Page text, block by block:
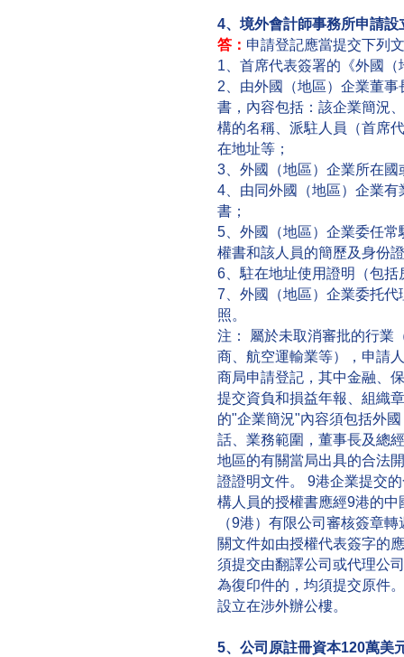
4、境外會計師事務所申請
答： 申請登記應當提交下列
1、首席代表簽署的《外國
2、由外國（地區）企業董
書，內容包括：該企業簡況
構的名稱、派駐人員（首席
在地址等；
3、外國（地區）企業所在
4、由同外國（地區）企業
書；
5、外國（地區）企業委任
權書和該人員的簡歷及身份
6、駐在地址使用證明（包
7、外國（地區）企業委托
照。
注： 屬於未取消審批的行業
商、航空運輸業等），申請
商局申請登記，其中金融、
提交資負和損益年報、組織
的"企業簡況"內容須包括外
話、業務範圍，董事長及總
地區的有關當局出具的合法
證證明文件。 9港企業提交
構人員的授權書應經9港的
（9港）有限公司審核簽章
關文件如由授權代表簽字的
須提交由翻譯公司或代理公
為復印件的，均須提交原件
設立在涉外辦公樓。
5、公司原註冊資本120萬美